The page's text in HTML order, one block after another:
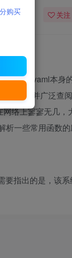
关注
于这是yaml本身
手册，并广泛查
络上寥寥无几，
一些常用函数的
要指出的是，该
购买